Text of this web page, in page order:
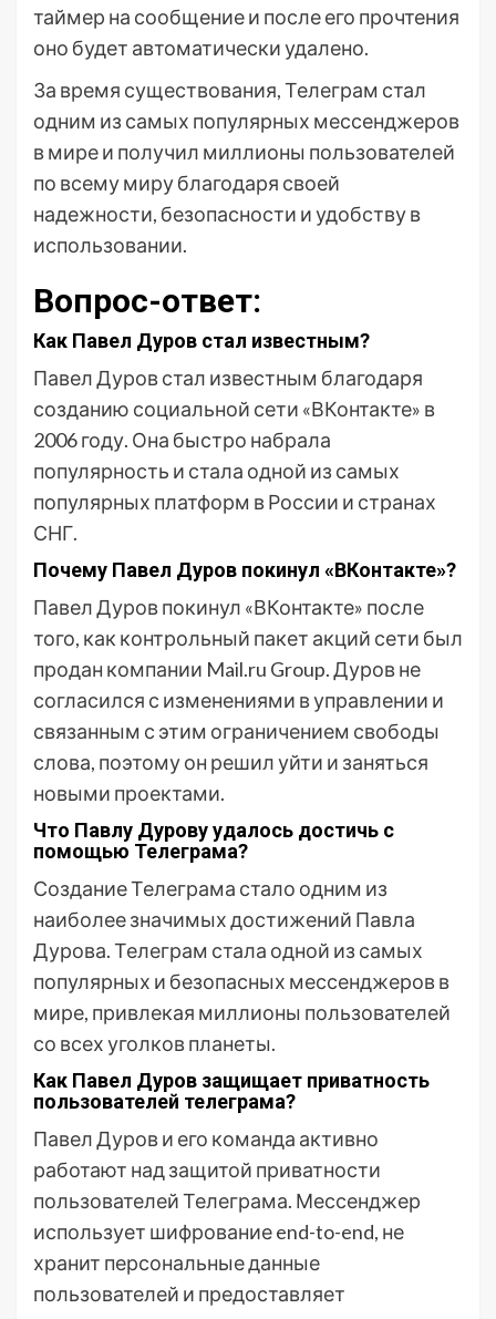
таймер на сообщение и после его прочтения
оно будет автоматически удалено.
За время существования, Телеграм стал
одним из самых популярных мессенджеров
в мире и получил миллионы пользователей
по всему миру благодаря своей
надежности, безопасности и удобству в
использовании.
Вопрос-ответ:
Как Павел Дуров стал известным?
Павел Дуров стал известным благодаря
созданию социальной сети «ВКонтакте» в
2006 году. Она быстро набрала
популярность и стала одной из самых
популярных платформ в России и странах
СНГ.
Почему Павел Дуров покинул «ВКонтакте»?
Павел Дуров покинул «ВКонтакте» после
того, как контрольный пакет акций сети был
продан компании Mail.ru Group. Дуров не
согласился с изменениями в управлении и
связанным с этим ограничением свободы
слова, поэтому он решил уйти и заняться
новыми проектами.
Что Павлу Дурову удалось достичь с
помощью Телеграма?
Создание Телеграма стало одним из
наиболее значимых достижений Павла
Дурова. Телеграм стала одной из самых
популярных и безопасных мессенджеров в
мире, привлекая миллионы пользователей
со всех уголков планеты.
Как Павел Дуров защищает приватность
пользователей телеграма?
Павел Дуров и его команда активно
работают над защитой приватности
пользователей Телеграма. Мессенджер
использует шифрование end-to-end, не
хранит персональные данные
пользователей и предоставляет